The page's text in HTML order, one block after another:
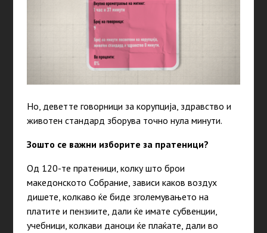
Но, деветте говорници за корупција, здравство и
животен стандард зборува точно нула минути.
Зошто се важни изборите за пратеници?
Од 120-те пратеници, колку што брои
македонското Собрание, зависи каков воздух
дишете, колкаво ќе биде зголемувањето на
платите и пензиите, дали ќе имате субвенции,
учебници, колкави даноци ќе плаќате, дали во